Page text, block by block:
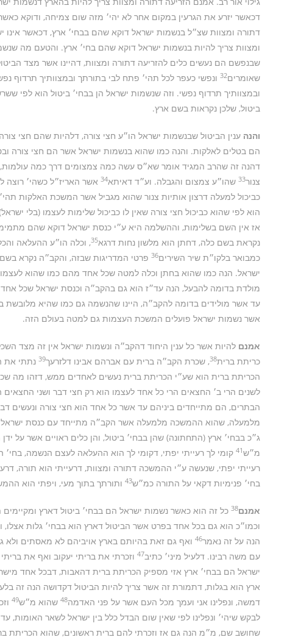
דכאשר יזרע את הגרעין במקום אחר לא יהי׳ מזה שום צמיחה, ודוקא
דתורה ומצוות שצ״ל בנשמות ישראל דוקא שהם בבחי׳ ארץ, דכאשר
ומצוות צריך להיות בנשמות ישראל דוקא שהם בחי׳ ארץ. והטעם מה
שבנפשם הם נעשים כלים להזריעה דתורה ומצוות, דהיינו אשר מצד
שאומרים32 ונפשי כעפר לכל תהי׳ פתח לבי בתורתך ובמצוותיך תרדוף
ובמצוותיך תרדוף נפשי. וזה שנשמות ישראל הן בבחי׳ ביטול הוא לפי
ביטול, שלכן נקראות בשם ארץ.
והנה ענין הביטול שבנשמות ישראל הו״ע חצי צורה, דלהיות שהם חצי
הם בטלים לאלקות. והנה כמו שהוא בנשמות ישראל אשר הם חצי צורה
דהנה זה שהרב המגיד אומר שא״ס עשה כמה צמצומים דרך כמה עולמות,
צנור33 שהו״ע צמצום והגבלה. וע״ד דאיתא34 אשר האריז״ל כשהי׳ רוצה
כביכול למעלה דרצון אותיות צנור שהוא מגביל אשר המשכת האלקות
הוא לפי שהוא כביכול חצי צורה שאין לו כביכול שלימות לעצמו (בלי
אז אין השם בשלימות, וההשלמה היא ע״י כנסת ישראל דוקא שהם
נקראת בשם כלה, דחתן הוא מלשון נחות דרגא35, וכלה הו״ע ההעלאה
כמבואר בלקו״ת שיר השירים36 פרטי המדריגות שבזה, והקב״ה נקרא
ישראל. הנה כמו שהוא בחתן וכלה למטה שכל אחד מהם כמו שהוא לעצמו
מולדת בדומה להבעל, הנה עד״ז הוא גם בהקב״ה וכנסת ישראל שכל אחד
עד אשר מולידים בדומה להקב״ה, היינו שהנשמה גם כמו שהיא מלובשת
אשר נשמות ישראל פועלים המשכת העצמות גם למטה בעולם הזה.
אמנם להיות אשר כל ענין היחוד דהקב״ה ונשמות ישראל אין זה מצד
כריתת ברית38, שכרת הקב״ה ברית עם אברהם אבינו דלזרעך39 נתתי את
הכריתת ברית הוא שע״י הכריתת ברית נעשים לאחדים ממש, דזהו מה
לשנים הרי ב׳ החצאים הרי כל אחד לעצמו הוא רק חצי דבר ושני
הבתרים, הם מתייחדים ביניהם עד אשר כל אחד הוא חצי צורה ונעשים
מלמעלה, שהוא ההמשכה מלמעלה אשר הקב״ה מתייחד עם כנסת ישראל.
ג״כ בבחי׳ ארץ (התחתונה) שהן בבחי׳ ביטול, והן כלים ראויים אשר על
מ״ש41 קומי לך רעייתי יפתי, דקומי לך הוא ההעלאה לעצם הנשמה,
רעייתי יפתי, שנעשה ע״י ההמשכה דתורה ומצוות, דרעייתי הוא תורה,
בחי׳ פנימיות דקאי על התורה כמ״ש43 ותורתך בתוך מעי, ויפתי הוא
אמנם38 כל זה הוא כאשר נשמות ישראל הם בבחי׳ ביטול דארץ ומקיימים
וכמו״כ הוא גם בכל אחד בפרט אשר הביטול דארץ הוא בבחי׳ גלות אצלו,
הנה על זה נאמר46 ואף גם זאת בהיותם בארץ אויביהם לא מאסתים
עם משה רבינו. דלעיל מיני׳ כתיב47 וזכרתי את בריתי יעקוב ואף את
ישראל הם בבחי׳ ארץ אזי מספיק הכריתת ברית דהאבות, דבכל אחד
ארץ הוא בגלות, דתמורת זה אשר צריך להיות הביטול דקדושה הנה זה
דמשה, ונפלינו אני ועמך מכל העם אשר על פני האדמה48 שהוא מ״ש49
לבקש שיהי׳ ונפלינו לפי שאין שום הבדל כלל בין ישראל לשאר האומות,
שחושב שם, מ״מ הנה גם אז וזכרתי להם ברית ראשונים, שהוא הכריתת